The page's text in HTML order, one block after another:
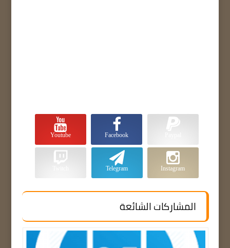
Facebook
Youtube
Instagram
Telegram
المشاركات الشائعة